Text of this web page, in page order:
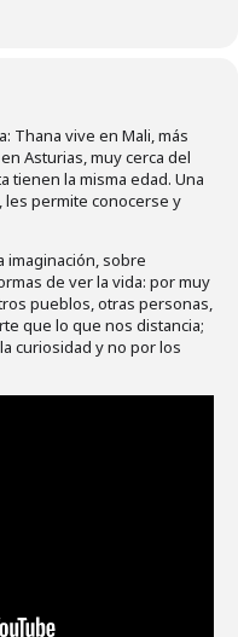
Thana vive en Mali, más
Asturias, muy cerca del
tienen la misma edad. Una
les permite conocerse y
imaginación, sobre
de ver la vida: por muy
pueblos, otras personas,
que lo que nos distancia;
curiosidad y no por los